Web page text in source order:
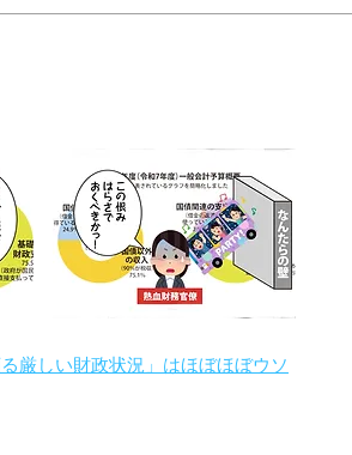
厳しい財政状況」はほぼほぼウソ